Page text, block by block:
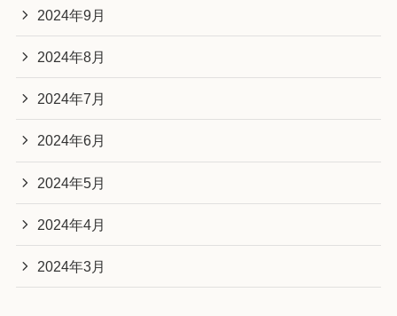
2024年9月
2024年8月
2024年7月
2024年6月
2024年5月
2024年4月
2024年3月